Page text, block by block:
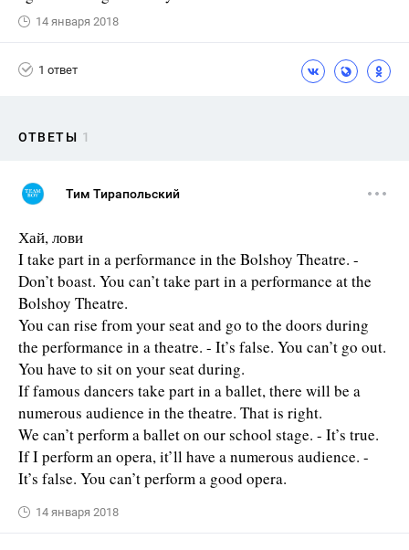
14 января 2018
1 ответ
ОТВЕТЫ 1
Тим Тирапольский
Хай, лови
I take part in a performance in the Bolshoy Theatre. -
Don’t boast. You can’t take part in a performance at the
Bolshoy Theatre.
You can rise from your seat and go to the doors during
the performance in a theatre. - It’s false. You can’t go out.
You have to sit on your seat during.
If famous dancers take part in a ballet, there will be a
numerous audience in the theatre. That is right.
We can’t perform a ballet on our school stage. - It’s true.
If I perform an opera, it’ll have a numerous audience. -
It’s false. You can’t perform a good opera.
14 января 2018